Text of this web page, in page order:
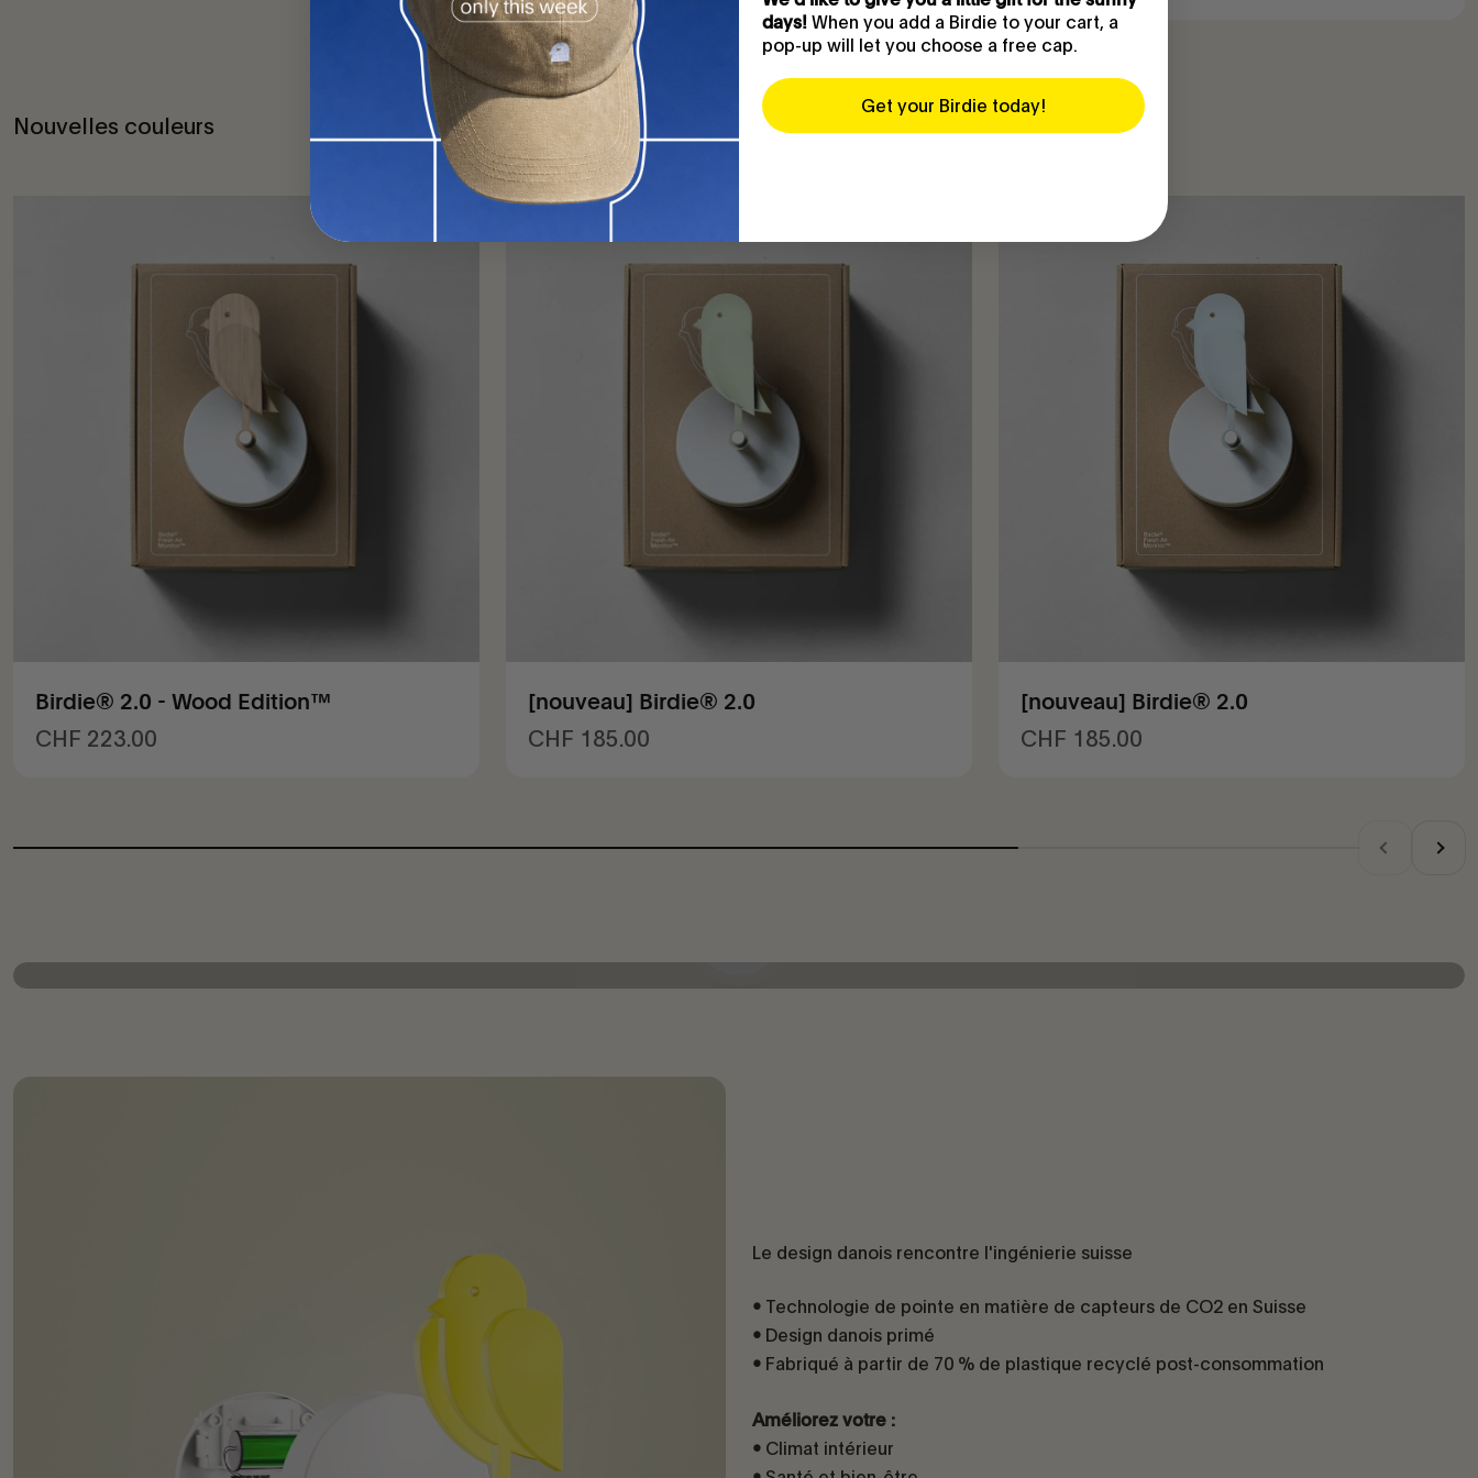
Nouvelles couleurs
Birdie® 2.0 - Wood Edition™
Prix de vente
CHF 223.00
[nouveau] Birdie® 2.0
Prix de vente
CHF 185.00
[nouveau] Birdie® 2.0
Prix de vente
CHF 185.00
Précédent
Le design danois rencontre l'ingénierie suisse
• Technologie de pointe en matière de capteurs de CO2 en Suisse
• Design danois primé
• Fabriqué à partir de 70 % de plastique recyclé post-consommation
Améliorez votre :
• Climat intérieur
days! When you add a Birdie to your cart, a
pop-up will let you choose a free cap.
Get your Birdie today!